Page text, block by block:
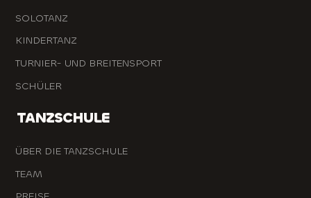
SOLOTANZ
KINDERTANZ
TURNIER- UND BREITENSPORT
SCHÜLER
TANZSCHULE
ÜBER DIE TANZSCHULE
TEAM